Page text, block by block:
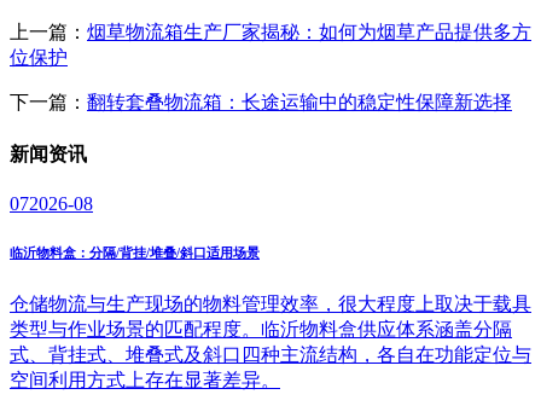
上一篇： 烟草物流箱生产厂家揭秘：如何为烟草产品提供多方
位保护
下一篇： 翻转套叠物流箱：长途运输中的稳定性保障新选择
新闻资讯
072026-08
临沂物料盒：分隔/背挂/堆叠/斜口适用场景
仓储物流与生产现场的物料管理效率，很大程度上取决于载具
类型与作业场景的匹配程度。临沂物料盒供应体系涵盖分隔
式、背挂式、堆叠式及斜口四种主流结构，各自在功能定位与
空间利用方式上存在显著差异。